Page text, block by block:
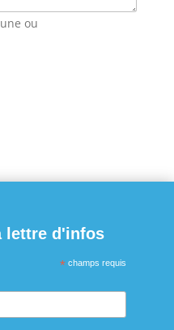
ou
lettre d'infos
* champs requis